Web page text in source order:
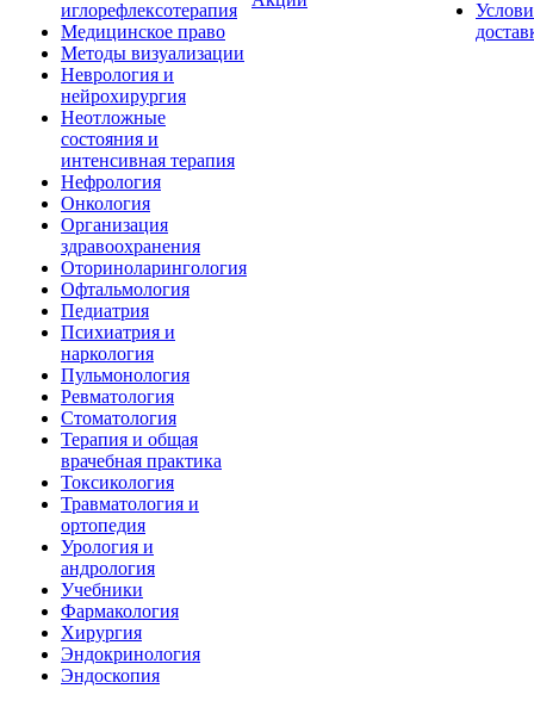
иглорефлексотерапия
Медицинское право
Методы визуализации
Неврология и
нейрохирургия
Неотложные
состояния и
интенсивная терапия
Нефрология
Онкология
Организация
здравоохранения
Оториноларингология
Офтальмология
Педиатрия
Психиатрия и
наркология
Пульмонология
Ревматология
Стоматология
Терапия и общая
врачебная практика
Токсикология
Травматология и
ортопедия
Урология и
андрология
Учебники
Фармакология
Хирургия
Эндокринология
Эндоскопия